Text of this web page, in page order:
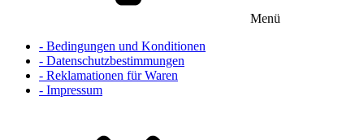
Menü
- Bedingungen und Konditionen
- Datenschutzbestimmungen
- Reklamationen für Waren
- Impressum